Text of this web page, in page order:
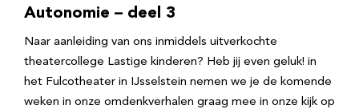
Autonomie – deel 3
Naar aanleiding van ons inmiddels uitverkochte
theatercollege Lastige kinderen? Heb jij even geluk! in
het Fulcotheater in IJsselstein nemen we je de komende
weken in onze omdenkverhalen graag mee in onze kijk op